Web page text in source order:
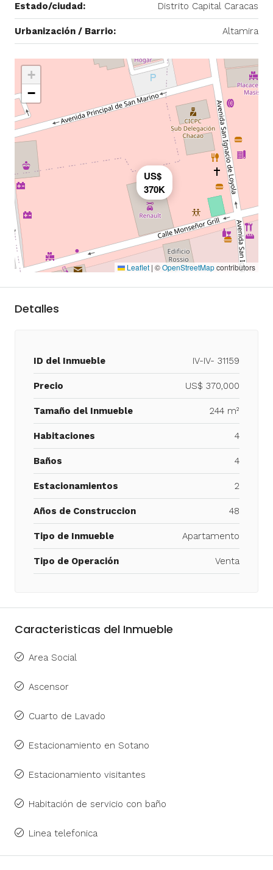
Estado/ciudad: Distrito Capital Caracas
Urbanización / Barrio: Altamira
US$
370K
+
−
Leaflet | ©OpenStreetMapcontributors
Detalles
ID del Inmueble IV-IV- 31159
Precio US$ 370,000
Tamaño del Inmueble 244 m²
Habitaciones 4
Baños 4
Estacionamientos 2
Años de Construccion 48
Tipo de Inmueble Apartamento
Tipo de Operación Venta
Caracteristicas del Inmueble
Area Social
Ascensor
Cuarto de Lavado
Estacionamiento en Sotano
Estacionamiento visitantes
Habitación de servicio con baño
Linea telefonica